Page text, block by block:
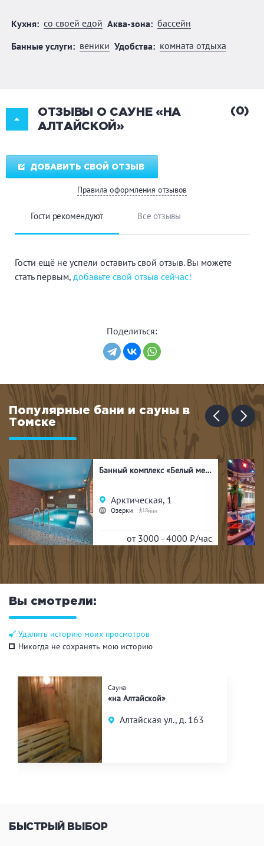
Кухня: со своей едой Аква-зона: бассейн
Банные услуги: веники Удобства: комната отдыха
ОТЗЫВЫ О САУНЕ «НА
АЛТАЙСКОЙ»
(0)
ДОБАВИТЬ СВОЙ ОТЗЫВ
Правила оформления отзывов
Гости рекомендуют Все отзывы
Гости ещё не успели оставить свой отзыв. Вы можете
стать первым, добавьте свой отзыв сейчас!
Поделиться:
Популярные бани и сауны в
Томске
Банный комплекс «Белый медведь»
Арктическая, 1
Озерки 18
от 3000 - 4000 ₽/час
Вы смотрели:
Удалить историю моих просмотров
Никогда не сохранять мою историю
Сауна
«на Алтайской»
Алтайская ул., д. 163
БЫСТРЫЙ ВЫБОР